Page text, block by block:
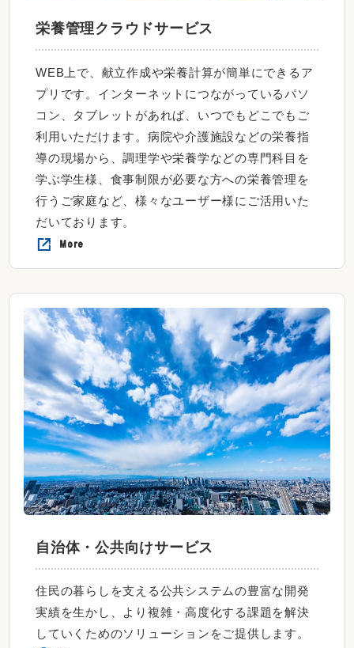
栄養管理クラウドサービス
WEB上で、献立作成や栄養計算が簡単にできるア
プリです。インターネットにつながっているパソ
コン、タブレットがあれば、いつでもどこでもご
利用いただけます。病院や介護施設などの栄養指
導の現場から、調理学や栄養学などの専門科目を
学ぶ学生様、食事制限が必要な方への栄養管理を
行うご家庭など、様々なユーザー様にご活用いた
だいております。
More
自治体・公共向けサービス
住民の暮らしを支える公共システムの豊富な開発
実績を生かし、より複雑・高度化する課題を解決
していくためのソリューションをご提供します。